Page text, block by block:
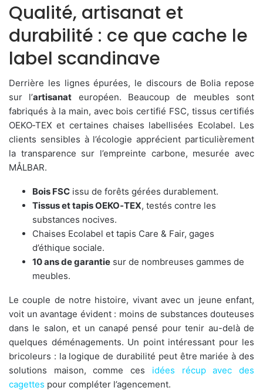
Qualité, artisanat et
durabilité : ce que cache le
label scandinave
Derrière les lignes épurées, le discours de Bolia repose
sur l’artisanat européen. Beaucoup de meubles sont
fabriqués à la main, avec bois certifié FSC, tissus certifiés
OEKO‑TEX et certaines chaises labellisées Ecolabel. Les
clients sensibles à l’écologie apprécient particulièrement
la transparence sur l’empreinte carbone, mesurée avec
MÅLBAR.
Bois FSC issu de forêts gérées durablement.
Tissus et tapis OEKO‑TEX, testés contre les
substances nocives.
Chaises Ecolabel et tapis Care & Fair, gages
d’éthique sociale.
10 ans de garantie sur de nombreuses gammes de
meubles.
Le couple de notre histoire, vivant avec un jeune enfant,
voit un avantage évident : moins de substances douteuses
dans le salon, et un canapé pensé pour tenir au-delà de
quelques déménagements. Un point intéressant pour les
bricoleurs : la logique de durabilité peut être mariée à des
solutions maison, comme ces idées récup avec des
cagettes pour compléter l’agencement.